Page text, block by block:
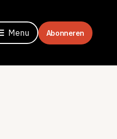
Menu Abonneren